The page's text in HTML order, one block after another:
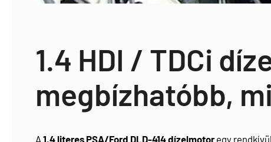
1.4 HDI / TDCi
megbízhatóbb,
A1.4 literes PSA/Ford DLD-414 dízelmotoregy